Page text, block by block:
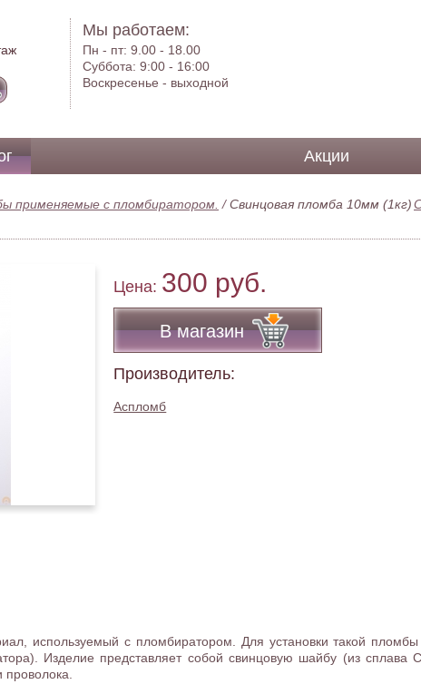
Мы работаем:
Пн - пт:9.00 - 18.00
Суббота:9:00 - 16:00
Воскресенье - выходной
Акции
применяемые с пломбиратором. /Свинцовая пломба 10мм (1кг)
Цена: 300 руб.
В магазин
Производитель:
Аспломб
используемый с пломбиратором. Для установки такой
Изделие представляет собой свинцовую шайбу (из сплава
проволока.